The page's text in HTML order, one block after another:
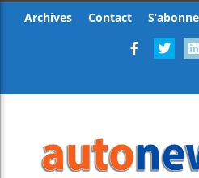
Archives Contact